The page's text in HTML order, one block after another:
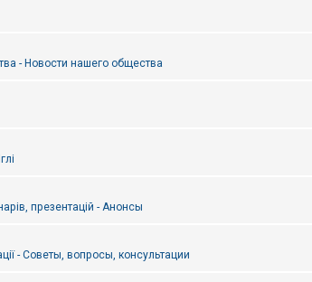
- Новости нашего общества
презентацій - Анонсы
- Советы, вопросы, консультации